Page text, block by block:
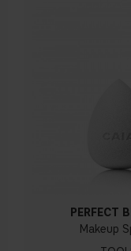
PERFECT
Makeup